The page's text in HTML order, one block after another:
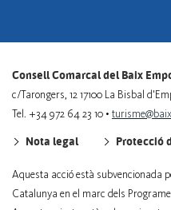
Consell Comarcal del Baix
c/Tarongers, 12 17100 La Bisbal
Tel. +34 972 64 23 10 •
Nota legal Protecció
Aquesta acció està subvencionada
Catalunya en el marc dels